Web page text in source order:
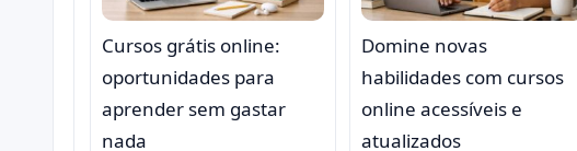
Cursos grátis online:
oportunidades para
aprender sem gastar
nada
Domine novas
habilidades com cursos
online acessíveis e
atualizados